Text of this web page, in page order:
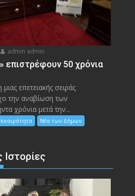
admin admin
επιστρέφουν 50 χρόνια
επετειακής σειράς
την αναβίωση των
χρόνια μετά την...
Νέα των Δήμων